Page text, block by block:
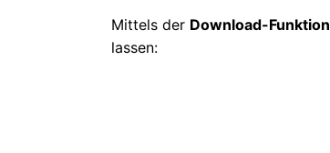
Mittels der Download-Funktion
lassen: